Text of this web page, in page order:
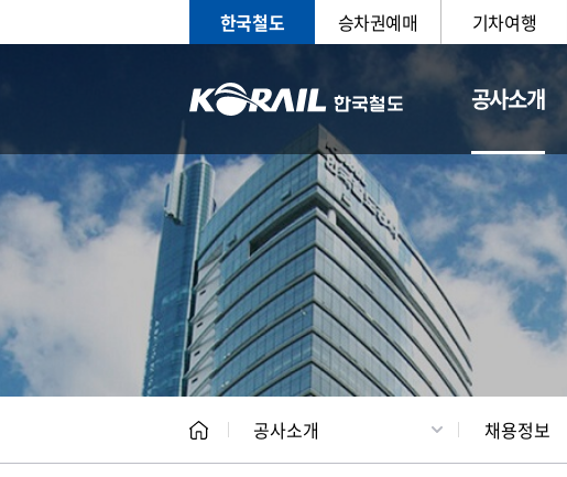
한국철도 승차권예매 기차여행
공사소개
CEO 일반현황
공사소개 채용정보